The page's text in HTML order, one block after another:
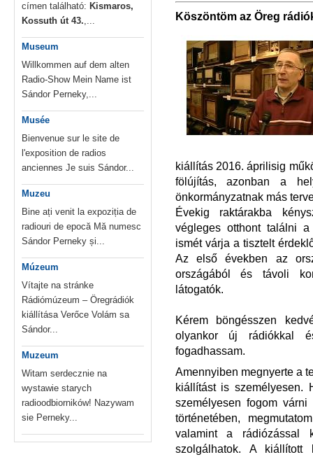
címen található: Kismaros,
Kossuth út 43.,...
Museum
Willkommen auf dem alten
Radio-Show Mein Name ist
Sándor Perneky,...
Musée
Bienvenue sur le site de
l'exposition de radios
anciennes Je suis Sándor...
Muzeu
Bine ați venit la expoziția de
radiouri de epocă Mă numesc
Sándor Perneky și...
Múzeum
Vítajte na stránke
Rádiómúzeum – Öregrádiók
kiállítása Verőce Volám sa
Sándor...
Muzeum
Witam serdecznie na
wystawie starych
radioodbiorników! Nazywam
sie Perneky...
Köszöntöm az Öreg
kiállítás 2016. áprilisig
fölújítás, azonban a
önkormányzatnak más
Évekig raktárakba
végleges otthont találni
ismét várja a tisztelt
Az első években az
országából és távoli
látogatók.
Kérem böngésszen
olyankor új rádiókkal
fogadhassam.
Amennyiben megnyerte a
kiállítást is személyesen.
személyesen fogom
történetében,
valamint a rádiózással
szolgálhatok. A kiállított